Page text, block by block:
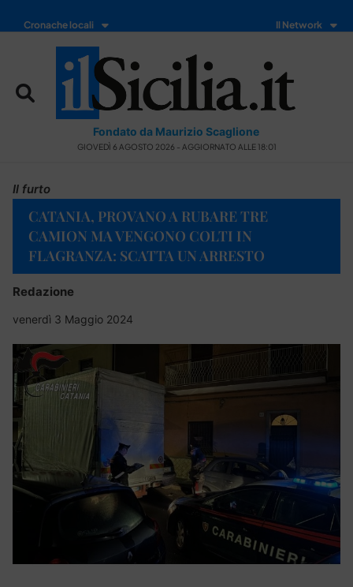
Cronache locali Il Network
Fondato da Maurizio Scaglione
GIOVEDÌ 6 AGOSTO 2026 - AGGIORNATO ALLE 18:01
Il furto
CATANIA, PROVANO A RUBARE TRE
CAMION MA VENGONO COLTI IN
FLAGRANZA: SCATTA UN ARRESTO
Redazione
venerdì 3 Maggio 2024